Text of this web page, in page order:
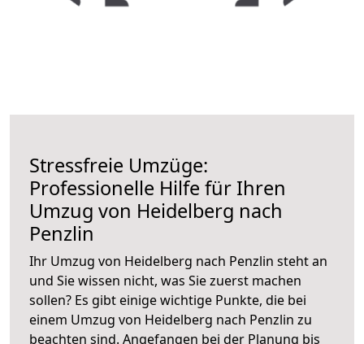
Stressfreie Umzüge:
Professionelle Hilfe für Ihren
Umzug von Heidelberg nach
Penzlin
Ihr Umzug von Heidelberg nach Penzlin steht an
und Sie wissen nicht, was Sie zuerst machen
sollen? Es gibt einige wichtige Punkte, die bei
einem Umzug von Heidelberg nach Penzlin zu
beachten sind. Angefangen bei der Planung bis